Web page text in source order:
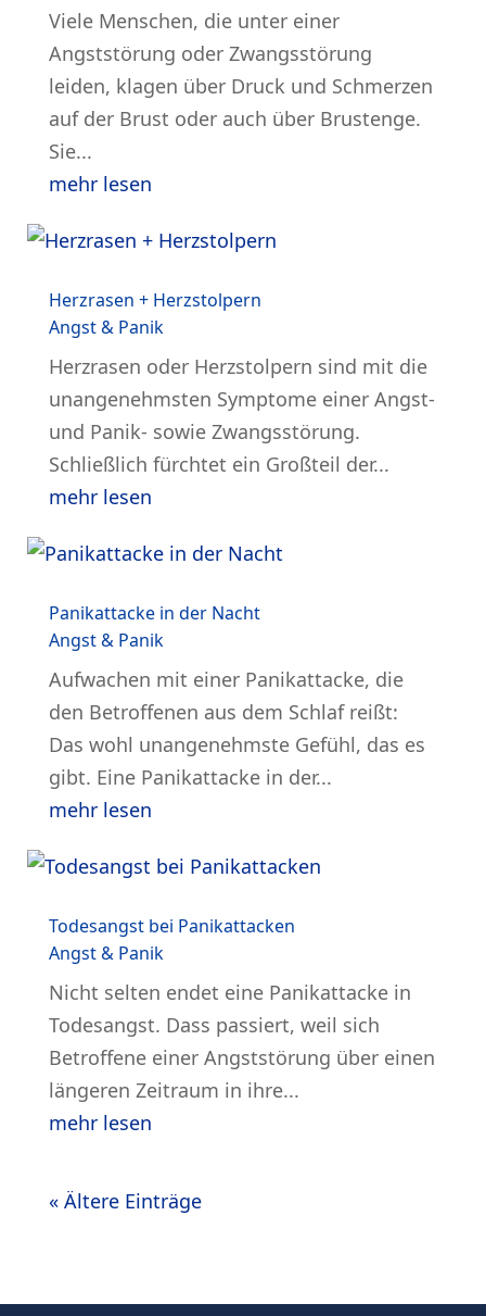
Viele Menschen, die unter einer
Angststörung oder Zwangsstörung
leiden, klagen über Druck und Schmerzen
auf der Brust oder auch über Brustenge.
Sie...
mehr lesen
Herzrasen + Herzstolpern
Angst & Panik
Herzrasen oder Herzstolpern sind mit die
unangenehmsten Symptome einer Angst-
und Panik- sowie Zwangsstörung.
Schließlich fürchtet ein Großteil der...
mehr lesen
Panikattacke in der Nacht
Angst & Panik
Aufwachen mit einer Panikattacke, die
den Betroffenen aus dem Schlaf reißt:
Das wohl unangenehmste Gefühl, das es
gibt. Eine Panikattacke in der...
mehr lesen
Todesangst bei Panikattacken
Angst & Panik
Nicht selten endet eine Panikattacke in
Todesangst. Dass passiert, weil sich
Betroffene einer Angststörung über einen
längeren Zeitraum in ihre...
mehr lesen
« Ältere Einträge